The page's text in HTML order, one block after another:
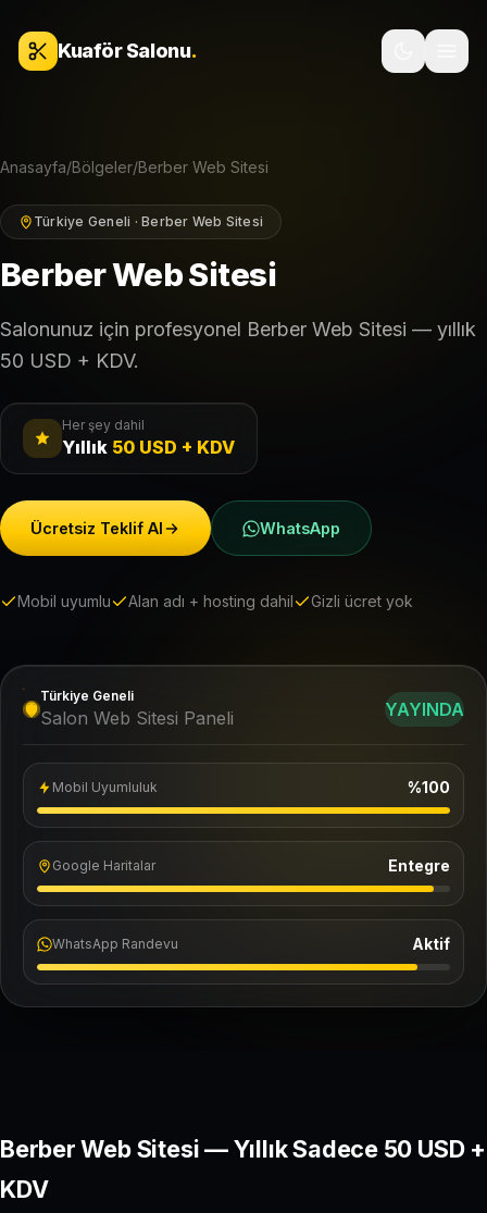
Kuaför Salonu.
Anasayfa/Bölgeler/Berber Web Sitesi
Türkiye Geneli · Berber Web Sitesi
Berber Web Sitesi
Salonunuz için profesyonel Berber Web Sitesi — yıllık
50 USD + KDV.
Her şey dahil
Yıllık 50 USD + KDV
Ücretsiz Teklif Al WhatsApp
Mobil uyumlu Alan adı + hosting dahil Gizli ücret yok
Türkiye Geneli
Salon Web Sitesi Paneli YAYINDA
Mobil Uyumluluk %100
Google Haritalar Entegre
WhatsApp Randevu Aktif
Berber Web Sitesi — Yıllık Sadece 50 USD +
KDV